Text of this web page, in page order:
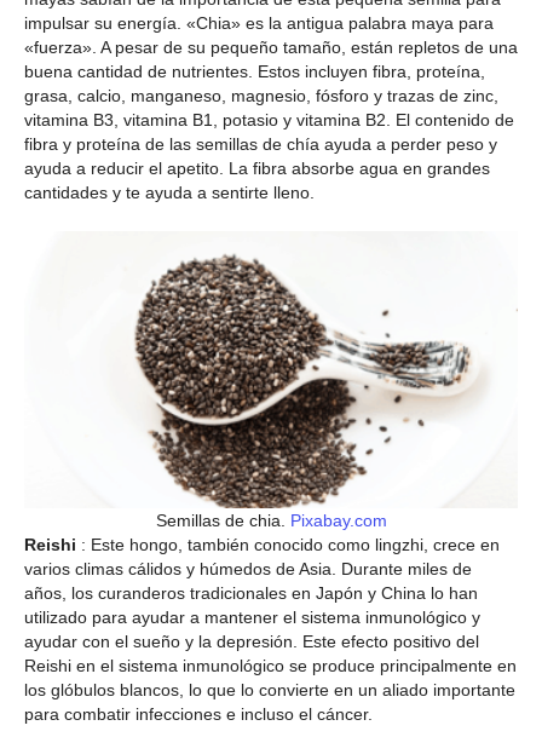
impulsar su energía. «Chia» es la antigua palabra maya para
«fuerza». A pesar de su pequeño tamaño, están repletos de una
buena cantidad de nutrientes. Estos incluyen fibra, proteína,
grasa, calcio, manganeso, magnesio, fósforo y trazas de zinc,
vitamina B3, vitamina B1, potasio y vitamina B2. El contenido de
fibra y proteína de las semillas de chía ayuda a perder peso y
ayuda a reducir el apetito. La fibra absorbe agua en grandes
cantidades y te ayuda a sentirte lleno.
Semillas de chia. Pixabay.com
Reishi : Este hongo, también conocido como lingzhi, crece en
varios climas cálidos y húmedos de Asia. Durante miles de
años, los curanderos tradicionales en Japón y China lo han
utilizado para ayudar a mantener el sistema inmunológico y
ayudar con el sueño y la depresión. Este efecto positivo del
Reishi en el sistema inmunológico se produce principalmente en
los glóbulos blancos, lo que lo convierte en un aliado importante
para combatir infecciones e incluso el cáncer.